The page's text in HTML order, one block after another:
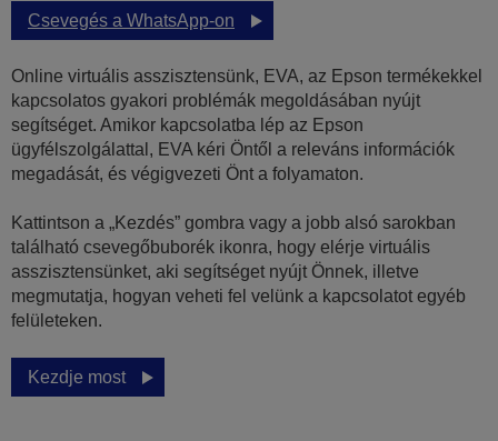
Csevegés a WhatsApp-on
Online virtuális asszisztensünk, EVA, az Epson termékekkel
kapcsolatos gyakori problémák megoldásában nyújt
segítséget. Amikor kapcsolatba lép az Epson
ügyfélszolgálattal, EVA kéri Öntől a releváns információk
megadását, és végigvezeti Önt a folyamaton.
Kattintson a „Kezdés” gombra vagy a jobb alsó sarokban
található csevegőbuborék ikonra, hogy elérje virtuális
asszisztensünket, aki segítséget nyújt Önnek, illetve
megmutatja, hogyan veheti fel velünk a kapcsolatot egyéb
felületeken.
Kezdje most